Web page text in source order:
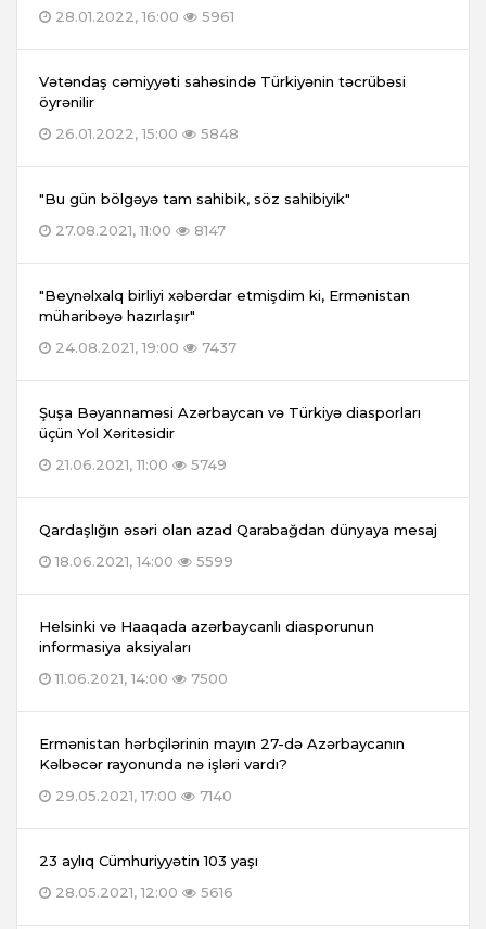
28.01.2022, 16:00 5961
Vətəndaş cəmiyyəti sahəsində Türkiyənin təcrübəsi
öyrənilir
26.01.2022, 15:00
5848
"Bu gün bölgəyə tam sahibik, söz sahibiyik"
27.08.2021, 11:00
8147
"Beynəlxalq birliyi xəbərdar etmişdim ki, Ermənistan
müharibəyə hazırlaşır"
24.08.2021, 19:00
7437
Şuşa Bəyannaməsi Azərbaycan və Türkiyə diasporları
üçün Yol Xəritəsidir
21.06.2021, 11:00
5749
Qardaşlığın əsəri olan azad Qarabağdan dünyaya mesaj
18.06.2021, 14:00
5599
Helsinki və Haaqada azərbaycanlı diasporunun
informasiya aksiyaları
11.06.2021, 14:00
7500
Ermənistan hərbçilərinin mayın 27-də Azərbaycanın
Kəlbəcər rayonunda nə işləri vardı?
29.05.2021, 17:00
7140
23 aylıq Cümhuriyyətin 103 yaşı
28.05.2021, 12:00
5616